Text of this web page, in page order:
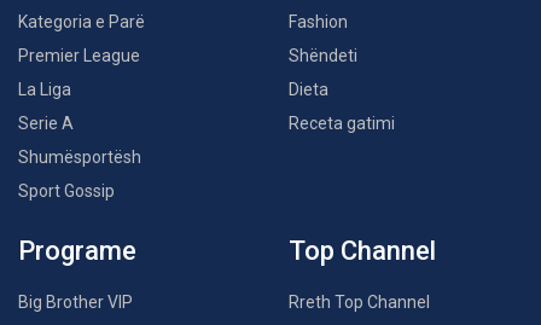
Kategoria e Parë
Premier League
La Liga
Serie A
Shumësportësh
Sport Gossip
Fashion
Shëndeti
Dieta
Receta gatimi
Programe
Big Brother VIP
Top Channel
Rreth Top Channel